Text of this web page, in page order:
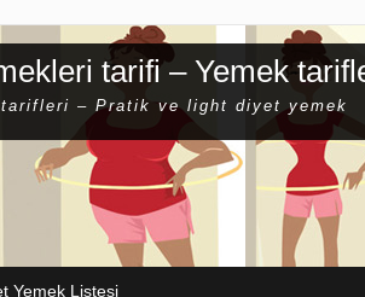
tarifi – Yemek
– Pratik ve light diyet yemek
Yemek Listesi